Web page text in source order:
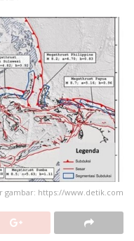
gambar: https://www.detik.com